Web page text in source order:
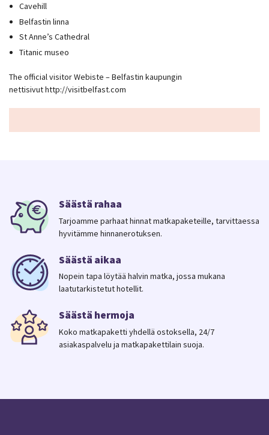
Cavehill
Belfastin linna
St Anne’s Cathedral
Titanic museo
The official visitor Webiste – Belfastin kaupungin
nettisivut http://visitbelfast.com
Säästä rahaa
Tarjoamme parhaat hinnat matkapaketeille, tarvittaessa
hyvitämme hinnanerotuksen.
Säästä aikaa
Nopein tapa löytää halvin matka, jossa mukana
laatutarkistetut hotellit.
Säästä hermoja
Koko matkapaketti yhdellä ostoksella, 24/7
asiakaspalvelu ja matkapakettilain suoja.